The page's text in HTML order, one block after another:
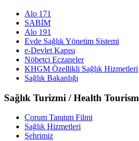
Alo 171
SABİM
Alo 191
Evde Sağlık Yönetim Sistemi
e-Devlet Kapısı
Nöbetçi Eczaneler
KHGM Özellikli Sağlık Hizmetleri
Sağlık Bakanlığı
Sağlık Turizmi / Health Tourism
Çorum Tanıtım Filmi
Sağlık Hizmetleri
Şehrimiz